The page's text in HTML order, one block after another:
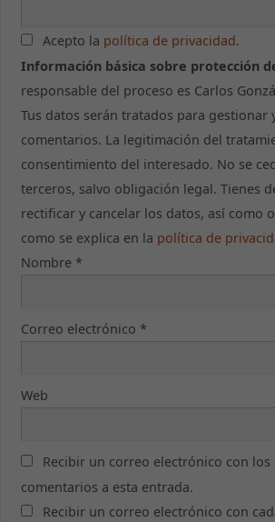
Acepto la política de privacidad.
Información básica sobre protección
responsable del proceso es Carlos
Tus datos serán tratados para gestionar
comentarios. La legitimación del
consentimiento del interesado. No se
terceros, salvo obligación legal. Tienes
rectificar y cancelar los datos, así como
como se explica en la política de
Nombre *
Correo electrónico *
Web
Recibir un correo electrónico con los
comentarios a esta entrada.
Recibir un correo electrónico con
Estas
no son
y
base a